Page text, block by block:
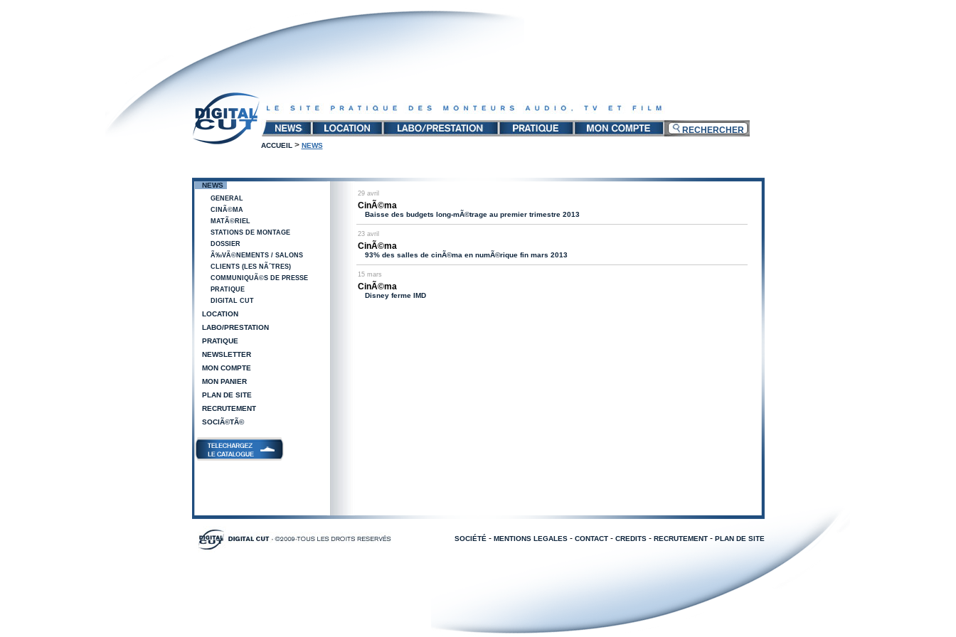
ACCUEIL> NEWS
NEWS
GENERAL
CINÃ©MA
MATÃ©RIEL
STATIONS DE MONTAGE
DOSSIER
Ã‰VÃ©NEMENTS / SALONS
CLIENTS (LES NÃ´TRES)
COMMUNIQUÃ©S DE PRESSE
PRATIQUE
DIGITAL CUT
LOCATION
LABO/PRESTATION
PRATIQUE
NEWSLETTER
MON COMPTE
MON PANIER
PLAN DE SITE
RECRUTEMENT
SOCIÃ©TÃ©
29 avril
CinÃ©ma
Baisse des budgets long-mÃ©trage au premier trimestre 2013
23 avril
CinÃ©ma
93% des salles de cinÃ©ma en numÃ©rique fin mars 2013
15 mars
CinÃ©ma
Disney ferme IMD
SOCIÉTÉ- MENTIONS LEGALES- CONTACT- CREDITS- RECRUTEMENT- PLAN DE SITE